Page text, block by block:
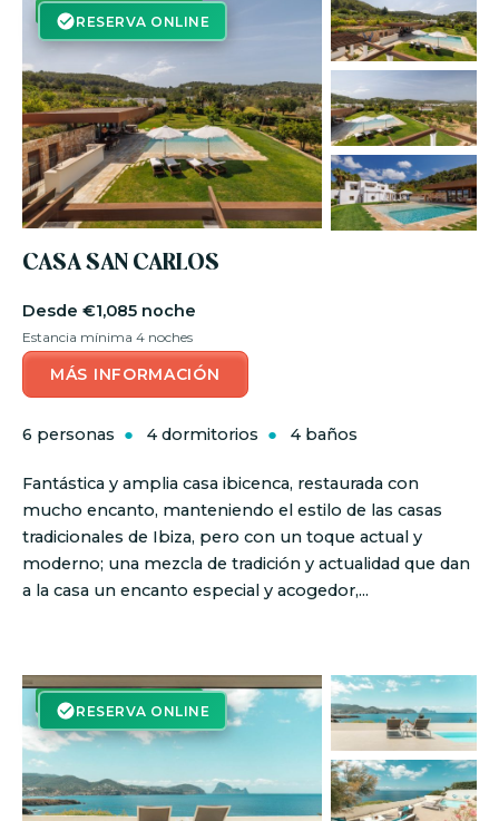
RESERVA ONLINE
RESERVA ON-LINE
CASA SAN CARLOS
€1,085 noche
Estancia mínima 4 noches
MÁS INFORMACIÓN
6 personas 4 dormitorios 4 baños
Fantástica y amplia casa ibicenca, restaurada con
mucho encanto, manteniendo el estilo de las casas
tradicionales de Ibiza, pero con un toque actual y
moderno; una mezcla de tradición y actualidad que dan
a la casa un encanto especial y acogedor,...
RESERVA ONLINE
RESERVA ON-LINE